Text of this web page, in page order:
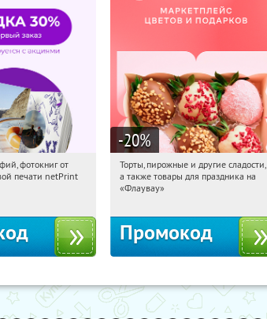
Получили:
фотокниг от
печати netPrint
-20%
17:10:13 Получили:
Россия
Торты, пирожные и другие сладости,
а также товары для праздника на
«Флаувау»
Промокод